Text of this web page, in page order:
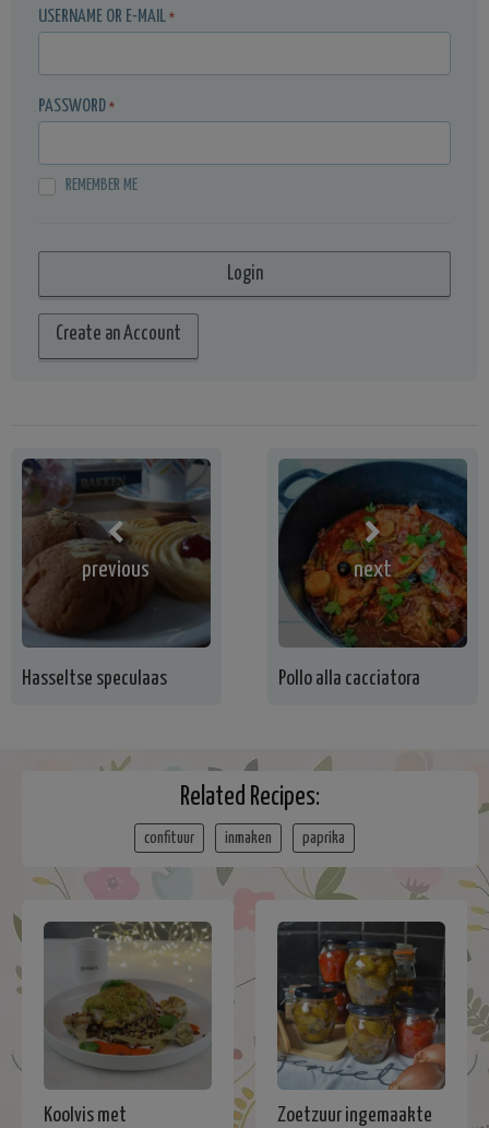
USERNAME OR E-MAIL *
PASSWORD *
REMEMBER ME
Create an Account
previous
Hasseltse speculaas
next
Pollo alla cacciatora
Related Recipes:
confituur inmaken paprika
Koolvis met
Zoetzuur ingemaakte